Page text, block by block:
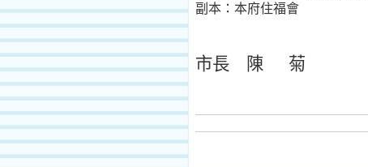
副本： 本府住福會
市長 陳 菊